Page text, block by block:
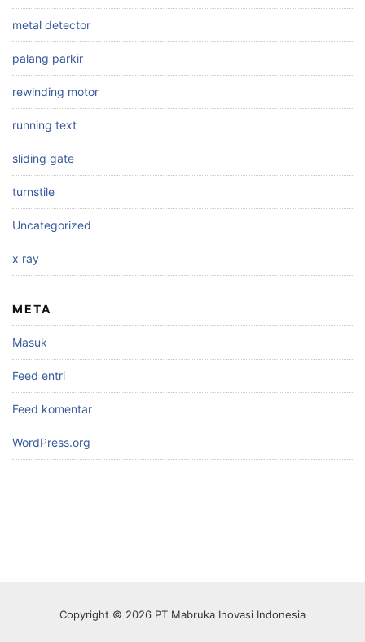
metal detector
palang parkir
rewinding motor
running text
sliding gate
turnstile
Uncategorized
x ray
META
Masuk
Feed entri
Feed komentar
WordPress.org
Copyright © 2026 PT Mabruka Inovasi Indonesia